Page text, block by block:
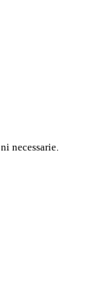
necessarie.